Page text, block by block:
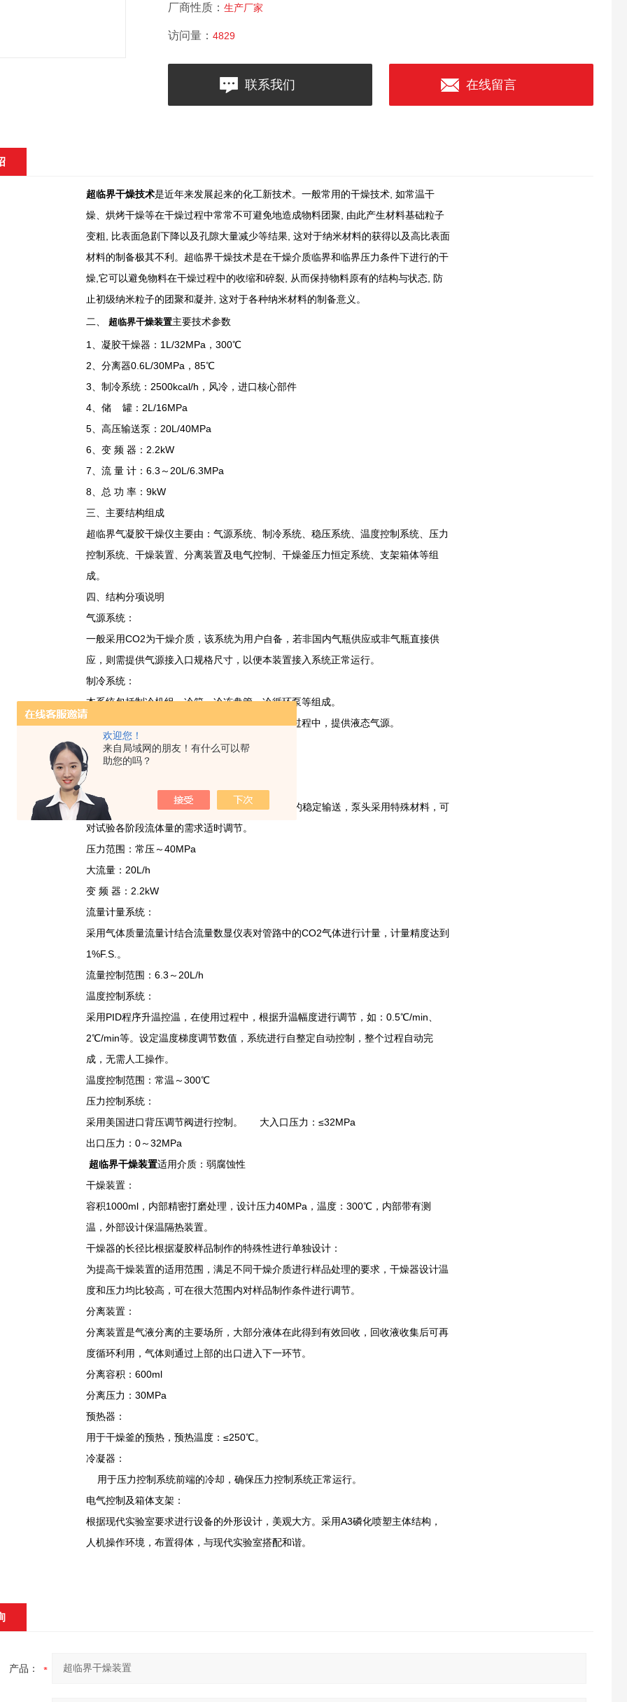
欢迎您！
来自局域网的朋友！有什么可以帮
助您的吗？
厂商性质： 生产厂家
访问量： 4829
联系我们 在线留言
超临界干燥技术是近年来发展起来的化工新技术。一般常用的干燥技术, 如常温干
燥、烘烤干燥等在干燥过程中常常不可避免地造成物料团聚, 由此产生材料基础粒子
变粗, 比表面急剧下降以及孔隙大量减少等结果, 这对于纳米材料的获得以及高比表面
材料的制备极其不利。超临界干燥技术是在干燥介质临界和临界压力条件下进行的干
燥,它可以避免物料在干燥过程中的收缩和碎裂, 从而保持物料原有的结构与状态, 防
止初级纳米粒子的团聚和凝并, 这对于各种纳米材料的制备意义。
二、
超临界干燥装置主要技术参数
1、凝胶干燥器：1L/32MPa，300℃
2、分离器0.6L/30MPa，85℃
3、制冷系统：2500kcal/h，风冷，进口核心部件
4、储 罐：2L/16MPa
5、高压输送泵：20L/40MPa
6、变 频 器：2.2kW
7、流 量 计：6.3～20L/6.3MPa
8、总 功 率：9kW
三、主要结构组成
超临界气凝胶干燥仪主要由：气源系统、制冷系统、稳压系统、温度控制系统、压力
控制系统、干燥装置、分离装置及电气控制、干燥釜压力恒定系统、支架箱体等组
成。
四、结构分项说明
气源系统：
一般采用CO2为干燥介质，该系统为用户自备，若非国内气瓶供应或非气瓶直接供
应，则需提供气源接入口规格尺寸，以便本装置接入系统正常运行。
制冷系统：
本系统包括制冷机组、冷箱、冷冻盘管、冷循环泵等组成。
该系统为气源液化系统，在超临界干燥临界置换过程中，提供液态气源。
制冷机组：
制冷形式：风冷，保证装置制冷需要的稳定供应。
选用高压柱塞CO2泵作为动力源，确保干燥介质的稳定输送，泵头采用特殊材料，可
对试验各阶段流体量的需求适时调节。
压力范围：常压～40MPa
大流量：20L/h
变 频 器：2.2kW
流量计量系统：
采用气体质量流量计结合流量数显仪表对管路中的CO2气体进行计量，计量精度达到
1%F.S.。
流量控制范围：6.3～20L/h
温度控制系统：
采用PID程序升温控温，在使用过程中，根据升温幅度进行调节，如：0.5℃/min、
2℃/min等。设定温度梯度调节数值，系统进行自整定自动控制，整个过程自动完
成，无需人工操作。
温度控制范围：常温～300℃
压力控制系统：
采用美国进口背压调节阀进行控制。 大入口压力：≤32MPa
出口压力：0～32MPa
超临界干燥装置适用介质：弱腐蚀性
干燥装置：
容积1000ml，内部精密打磨处理，设计压力40MPa，温度：300℃，内部带有测
温，外部设计保温隔热装置。
干燥器的长径比根据凝胶样品制作的特殊性进行单独设计：
为提高干燥装置的适用范围，满足不同干燥介质进行样品处理的要求，干燥器设计温
度和压力均比较高，可在很大范围内对样品制作条件进行调节。
分离装置：
分离装置是气液分离的主要场所，大部分液体在此得到有效回收，回收液收集后可再
度循环利用，气体则通过上部的出口进入下一环节。
分离容积：600ml
分离压力：30MPa
预热器：
用于干燥釜的预热，预热温度：≤250℃。
冷凝器：
用于压力控制系统前端的冷却，确保压力控制系统正常运行。
电气控制及箱体支架：
根据现代实验室要求进行设备的外形设计，美观大方。采用A3磷化喷塑主体结构，
人机操作环境，布置得体，与现代实验室搭配和谐。
产品：